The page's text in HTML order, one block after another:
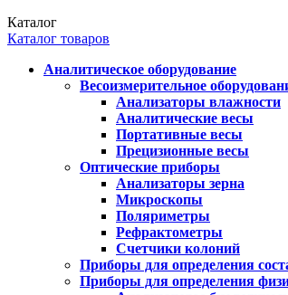
Каталог
Каталог товаров
Аналитическое оборудование
Весоизмерительное
Анализаторы влажности
Аналитические весы
Портативные весы
Прецизионные весы
Оптические приборы
Анализаторы зерна
Микроскопы
Поляриметры
Рефрактометры
Счетчики колоний
Приборы для определения
Приборы для определения